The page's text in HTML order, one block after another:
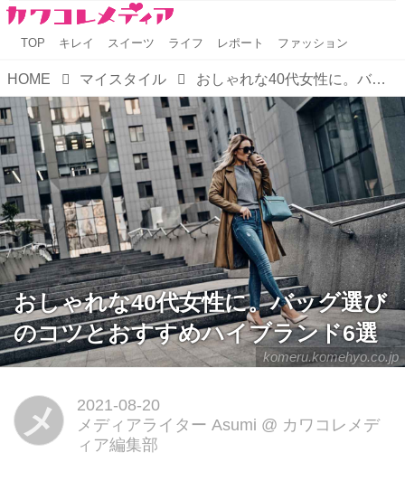
TOP キレイ スイーツ ライフ レポート ファッション
HOME マイスタイル おしゃれな40代女性に。バッグ選びのコツとおすすめハイブランド6選
komeru.komehyo.co.jp
おしゃれな40代女性に。バッグ選び
のコツとおすすめハイブランド6選
メ
2021-08-20
メディアライター Asumi @ カワコレメデ
ィア編集部